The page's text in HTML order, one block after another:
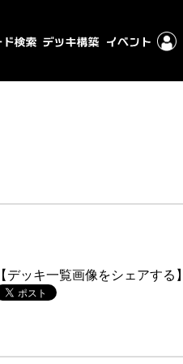
【デッキ一覧画像をシェアする】